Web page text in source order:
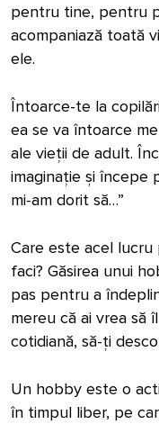
pentru tine, pentru
acompaniază toată
ele.
Întoarce-te la
ea se va întoarce
ale vieții de adult.
imaginație și începe
mi-am dorit să…”
Care este acel
faci? Găsirea unui
pas pentru a
mereu că ai vrea să
cotidiană, să-ți
Un hobby este o
în timpul liber, pe